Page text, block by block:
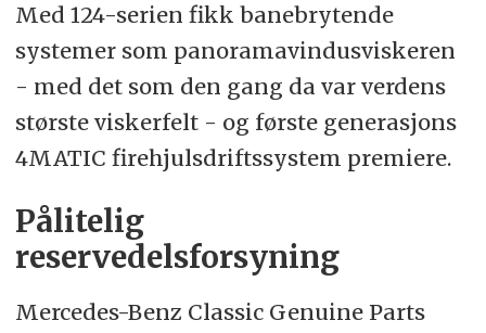
Med 124-serien fikk banebrytende
systemer som panoramavindusviskeren
- med det som den gang da var verdens
største viskerfelt - og første generasjons
4MATIC firehjulsdriftssystem premiere.
Pålitelig
reservedelsforsyning
Mercedes-Benz Classic Genuine Parts